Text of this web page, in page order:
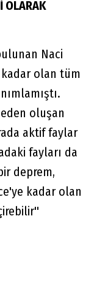
OLARAK
Naci
kadar olan tüm
oluşan
aktif faylar
fayları da
deprem,
kadar olan